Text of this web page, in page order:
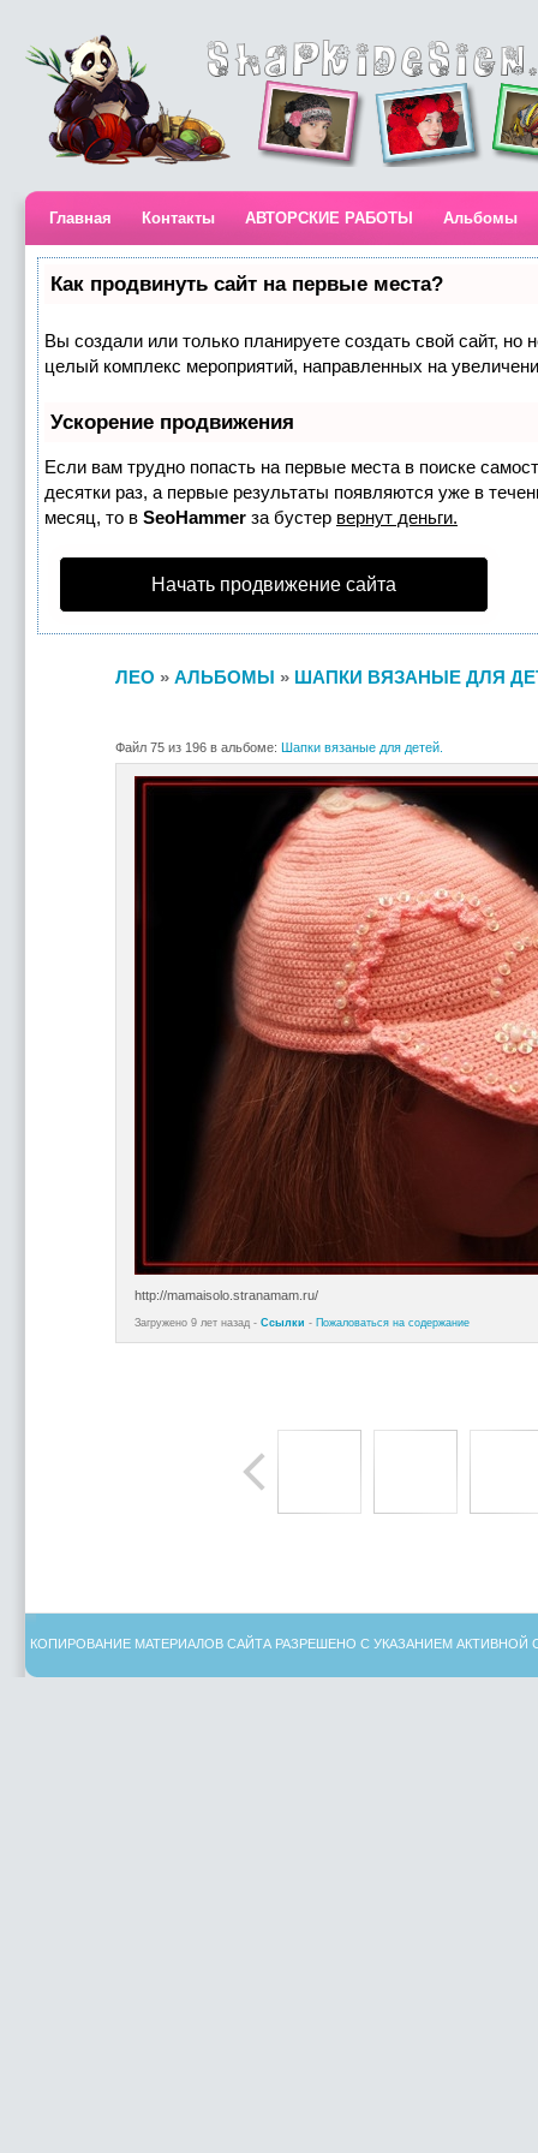
Главная Контакты АВТОРСКИЕ РАБОТЫ Альбомы
Как продвинуть сайт на первые места?
Вы создали или только планируете создать свой сайт, но
целый комплекс мероприятий, направленных на
Ускорение продвижения
Если вам трудно попасть на первые места в поиске
десятки раз, а первые результаты появляются уже в
месяц, то в SeoHammer за бустер вернут деньги.
Начать продвижение сайта
ЛЕО » АЛЬБОМЫ » ШАПКИ ВЯЗАНЫЕ ДЛЯ
Файл 75 из 196 в альбоме: Шапки вязаные для детей.
http://mamaisolo.stranamam.ru/
Загружено 9 лет назад - Ссылки - Пожаловаться на содержание
КОПИРОВАНИЕ МАТЕРИАЛОВ САЙТА РАЗРЕШЕНО С УКАЗАНИЕМ АКТИВНОЙ